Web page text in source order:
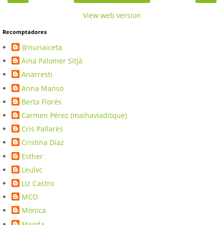
View web version
Recomptadores
@nuriaiceta
Aina Palomer Sitjà
Anarresti
Anna Manso
Berta Florés
Carmen Pérez (maihaviaditque)
Cris Pallarès
Cristina Díaz
Esther
Leulvc
Liz Castro
MCO
Mònica